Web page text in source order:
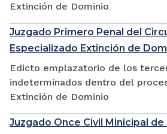
Extinción de Dominio
Juzgado Primero Penal del
Especializado Extinción de
Edicto emplazatorio de los
indeterminados dentro del
Extinción de Dominio
Juzgado Once Civil Minicipal de